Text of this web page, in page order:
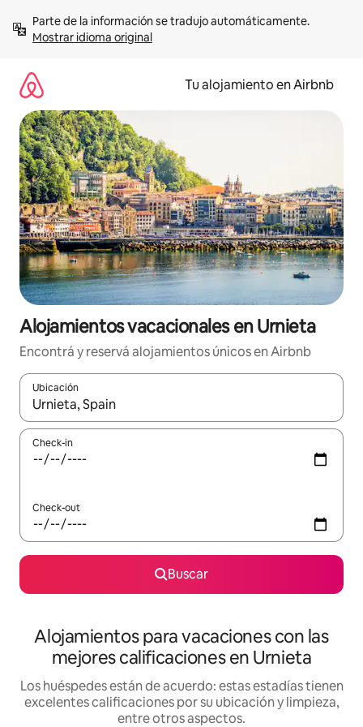
contenidoMostrar idioma original
Tu alojamiento en Airbnb
Alojamientos vacacionales en Urnieta
Encontrá y reservá alojamientos únicos en Airbnb
Ubicación
Cuando los resultados estén disponibles, navegá con las
Check-in
Check-out
Buscar
Alojamientos para vacaciones con las
mejores calificaciones en Urnieta
Los huéspedes están de acuerdo: estas estadías tienen
excelentes calificaciones por su ubicación y limpieza,
entre otros aspectos.